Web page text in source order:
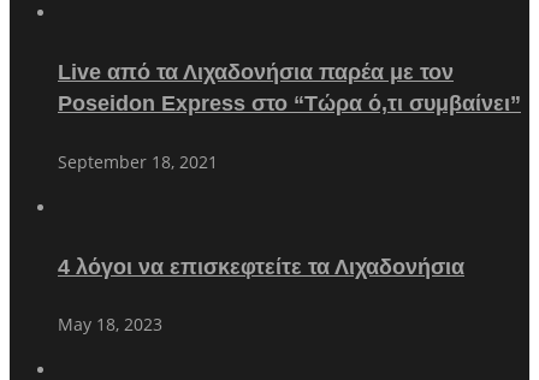
Live από τα Λιχαδονήσια παρέα με τον
Poseidon Express στο “Τώρα ό,τι συμβαίνει”
September 18, 2021
4 λόγοι να επισκεφτείτε τα Λιχαδονήσια
May 18, 2023